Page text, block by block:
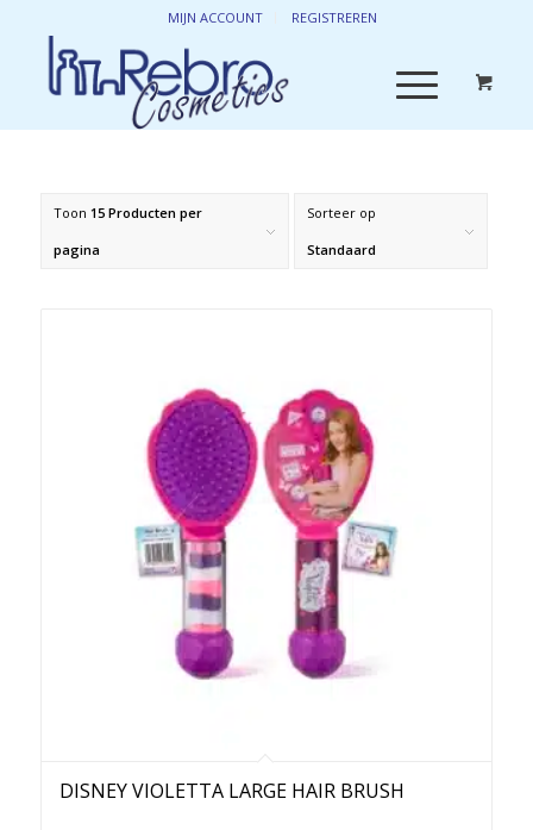
MIJN ACCOUNT REGISTREREN
Sorteer op
Standaard
Toon 15 Producten per
pagina
DISNEY VIOLETTA LARGE HAIR BRUSH